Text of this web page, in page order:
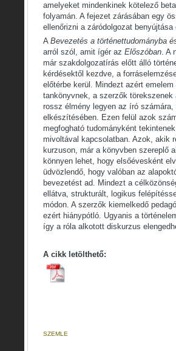
amelyeket mindenkinek kötelező
folyamán. A fejezet zárásában egy
ellenőrizni a záródolgozat benyújtása
A Bevezetés a történettudományba
arról szól, amit ígér az Előszóban. A
már szakdolgozatírás előtt álló
kérdésektől kezdve, a
előtérbe kerül. Mindezt azért
tankönyvnek, a szerzők
rossz élmény legyen az író
elkészítésében. Ezen felül azok
megfogható tudományként
mivoltával kapcsolatban. Azok, akik
kurzuson, már a könyvben szereplő
könnyen lehet, hogy elsőévesként
üdvözlendő, hogy valóban az
bevezetést ad. Mindezt a
ellátva, strukturált, logikus
módon. A szerzők kiemelkedő
ezért hiánypótló. Ugyanis a
így a róla alkotott diskurzus
A cikk letölthető:
SZEMLE